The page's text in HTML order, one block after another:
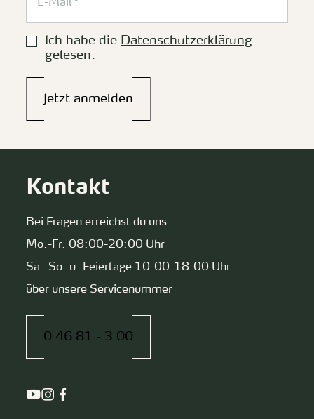
Ich habe die Datenschutzerklärung
gelesen.
Jetzt anmelden
Kontakt
Bei Fragen erreichst du uns
Mo.-Fr. 08:00-20:00 Uhr
Sa.-So. u. Feiertage 10:00-18:00 Uhr
über unsere Servicenummer
0 46 81 - 3 00